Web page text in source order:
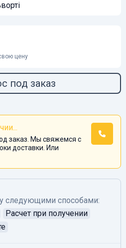
цену
под заказ
заказ. Мы свяжемся с
доставки. Или
следующими способами:
Расчет при получении